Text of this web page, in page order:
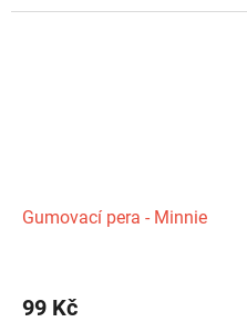
očka...
Gumovací pera - Minnie
99 Kč